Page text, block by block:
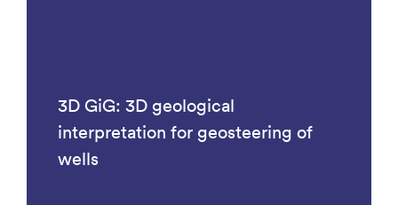
3D GiG: 3D geological
interpretation for geosteering of
wells